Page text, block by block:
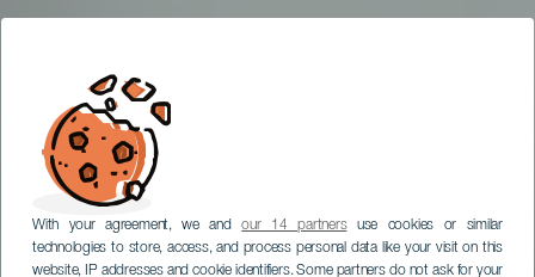
With your agreement, we andour 14 partnersuse cookies or similar
technologies to store, access, and process personal data like your visit on this
website, IP addresses and cookie identifiers. Some partners do not ask for your